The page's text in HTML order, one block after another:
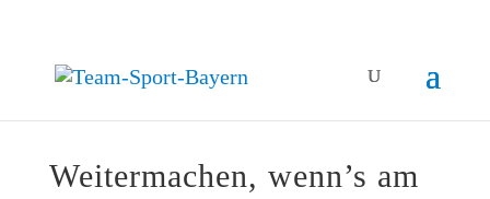
Wei­ter­ma­chen, wenn’s am